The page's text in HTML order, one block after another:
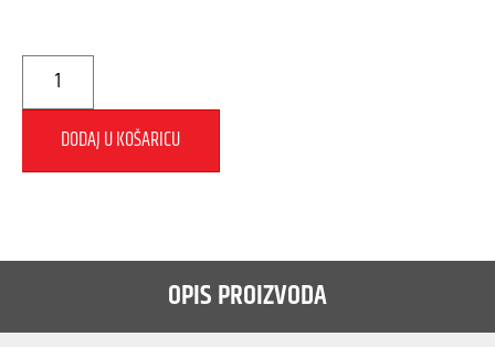
DODAJ U KOŠARICU
OPIS PROIZVODA